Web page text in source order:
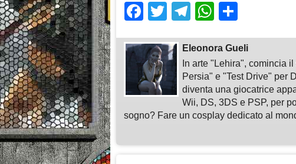
Facebook
TwitterTelegram
WhatsApp
Eleonora Gueli
In arte "Lehira", comincia
Persia" e "Test Drive" per
diventa una giocatrice
Wii, DS, 3DS e PSP, per
sogno? Fare un cosplay dedicato al